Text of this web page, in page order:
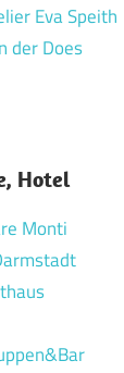
Eva Speith
der Does
Hotel
Monti